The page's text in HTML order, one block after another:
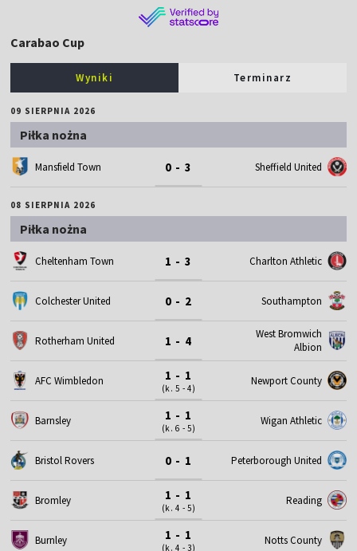
Carabao Cup
Wyniki Terminarz
09 SIERPNIA 2026
Piłka nożna
Mansfield Town 0 - 3 Sheffield United
08 SIERPNIA 2026
Piłka nożna
Cheltenham Town 1 - 3 Charlton Athletic
Colchester United 0 - 2 Southampton
Rotherham United 1 - 4
West Bromwich
Albion
AFC Wimbledon 1 - 1
(k. 5 - 4)
Newport County
Barnsley 1 - 1
(k. 6 - 5)
Wigan Athletic
Bristol Rovers 0 - 1 Peterborough United
Bromley 1 - 1
(k. 4 - 5)
Reading
Burnley 1 - 1
(k. 4 - 3)
Notts County